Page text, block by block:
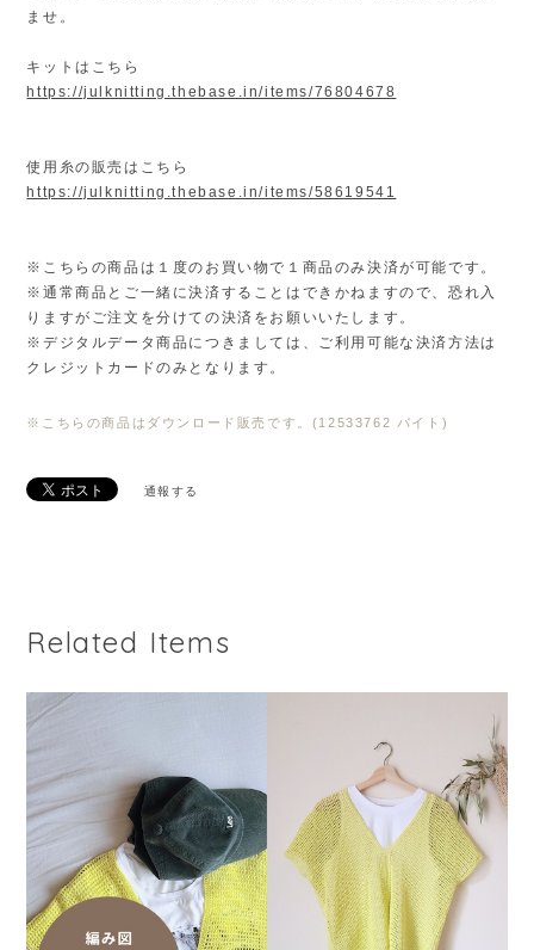
ませ。
キットはこちら
https://julknitting.thebase.in/items/76804678
使用糸の販売はこちら
https://julknitting.thebase.in/items/58619541
※こちらの商品は１度のお買い物で１商品のみ決済が可能です。
※通常商品とご一緒に決済することはできかねますので、恐れ入
りますがご注文を分けての決済をお願いいたします。
※デジタルデータ商品につきましては、ご利用可能な決済方法は
クレジットカードのみとなります。
※こちらの商品はダウンロード販売です。(12533762 バイト)
通報する
Related Items